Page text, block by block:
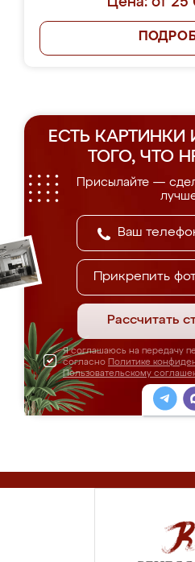
ЕСТЬ КАРТИНКИ
ТОГО, ЧТО
Присылайте —
Прикрепить
Рассчитать
Я соглашаюсь на передачу
согласно Политике
Пользовательскому